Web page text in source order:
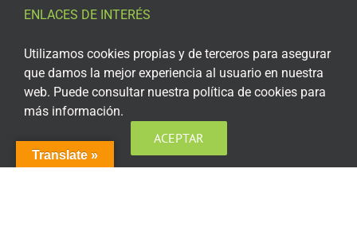
ENLACES DE INTERÉS
Aviso Legal
Política de privacidad
Política de privacidad Redes Sociales
Política de cookies
Translate »
Utilizamos cookies propias y de terceros para asegurar
que damos la mejor experiencia al usuario en nuestra
web. Puede consultar nuestra política de cookies para
más información.
ACEPTAR